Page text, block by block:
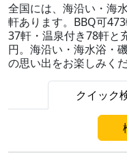
全国には、海沿い・海
軒あります。BBQ可
37軒・温泉付き78軒と
円。海沿い・海水浴・
の思い出をお楽しみくだ
クイック